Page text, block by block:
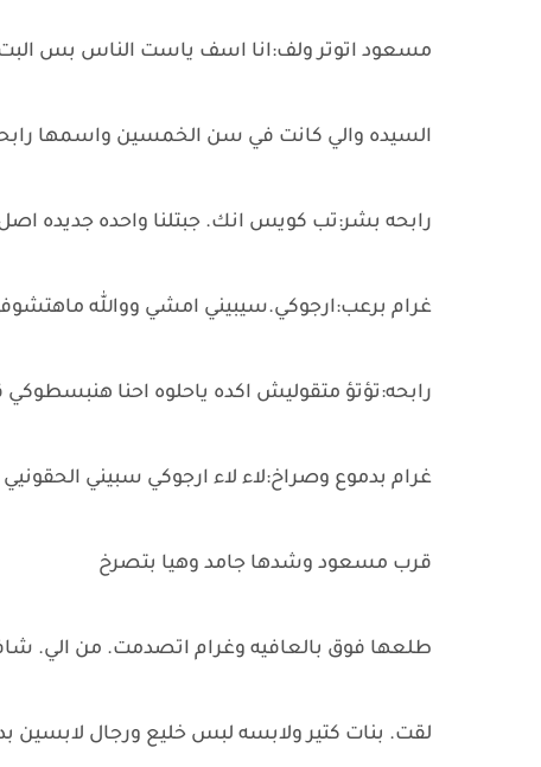
مسعود اتوتر ولف:انا اسف ياست الناس بس
السيده والي كانت في سن الخمسين واسمها
رابحه بشر:تب كويس انك. جبتلنا واحده جديده
غرام برعب:ارجوكي.سيبيني امشي ووالله
رابحه:تؤتؤ متقوليش اكده ياحلوه احنا هنبسطوكي
غرام بدموع وصراخ:لاء لاء ارجوكي سبيني الحقونيي
قرب مسعود وشدها جامد وهيا بتصرخ
طلعها فوق بالعافيه وغرام اتصدمت. من الي.
لقت. بنات كتير ولابسه لبس خليع ورجال لابسين